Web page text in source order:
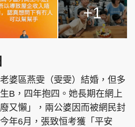
權所有 . 不得轉載
+1
婆區燕雯（雯雯）結婚，但多
B，四年抱四。她長期在網上
又懶」，兩公婆因而被網民封
年6月，張致恒考獲「平安